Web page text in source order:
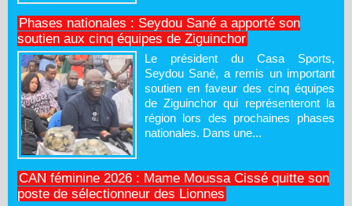
Phases nationales : Seydou Sané a apporté son
soutien aux cinq équipes de Ziguinchor
Le président du Casa Sports,
Seydou Sané, a remis un important
soutien en faveur des cinq équipes
de Ziguinchor qui représenteront la
région lors des prochaines phases
nationales. Dans une...
CAN féminine 2026 : Mame Moussa Cissé quitte son
poste de sélectionneur des Lionnes